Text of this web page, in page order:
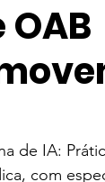
OAB
de IA:
com